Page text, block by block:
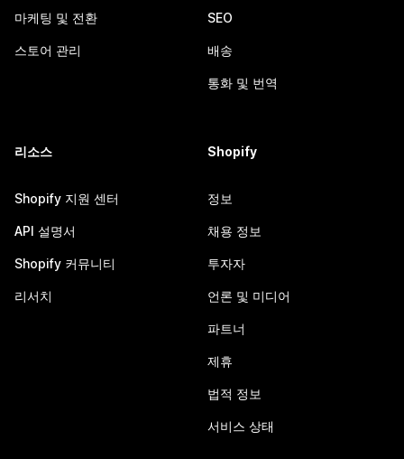
마케팅 및 전환
스토어 관리
SEO
배송
통화 및 번역
리소스
Shopify 지원 센터
API 설명서
Shopify 커뮤니티
리서치
Shopify
정보
채용 정보
투자자
언론 및 미디어
파트너
제휴
법적 정보
서비스 상태